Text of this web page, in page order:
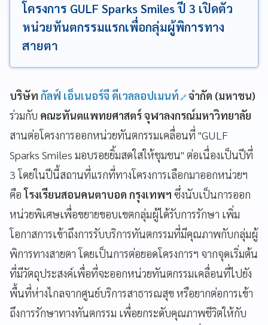
โครงการ GULF Sparks Smiles ปี 3 เปิดตัว
หน่วยทันตกรรมแรกเพื่อกลุ่มผู้พิการทาง
สายตา
บริษัท กัลฟ์ เอ็นเนอร์จี ดีเวลลอปเมนท์ จำกัด (มหาชน)
ร่วมกับ คณะทันตแพทยศาสตร์ จุฬาลงกรณ์มหาวิทยาลัย
สานต่อโครงการออกหน่วยทันตกรรมเคลื่อนที่ "GULF
Sparks Smiles มอบรอยยิ้มสดใสให้ชุมชน" ต่อเนื่องเป็นปีที่
3 โดยในปีนี้สถานที่แรกที่ทางโครงการเลือกมาออกหน่วยฯ
คือโรงเรียนสอนคนตาบอด กรุงเทพฯ ซึ่งนับเป็นการออก
หน่วยพิเศษเพื่อขยายขอบเขตกลุ่มผู้ได้รับการรักษา เพิ่ม
โอกาสการเข้าถึงการรับบริการทันตกรรมที่มีคุณภาพกับกลุ่มผู้
พิการทางสายตา โดยเป็นการต่อยอดโครงการฯ จากจุดเริ่มต้น
ที่มีวัตถุประสงค์เพื่อที่จะออกหน่วยทันตกรรมเคลื่อนที่ไปยัง
พื้นที่ห่างไกลจากศูนย์บริการสาธารณสุข หรือยากต่อการเข้า
ถึงการรักษาทางทันตกรรม เพื่อยกระดับคุณภาพชีวิตให้กับ